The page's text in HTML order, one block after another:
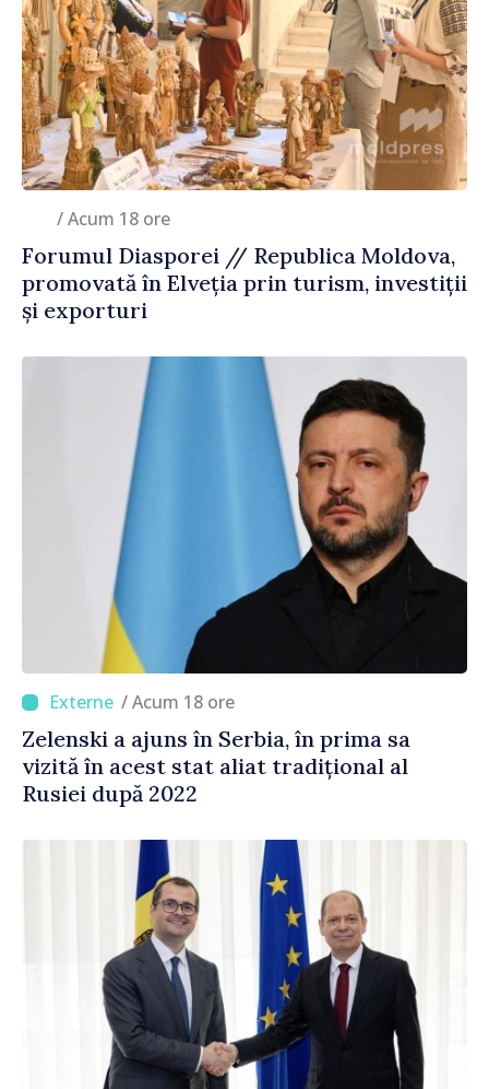
/ Acum 18 ore
Forumul Diasporei // Republica Moldova,
promovată în Elveția prin turism, investiții
și exporturi
/ Acum 18 ore
Zelenski a ajuns în Serbia, în prima sa
vizită în acest stat aliat tradițional al
Rusiei după 2022